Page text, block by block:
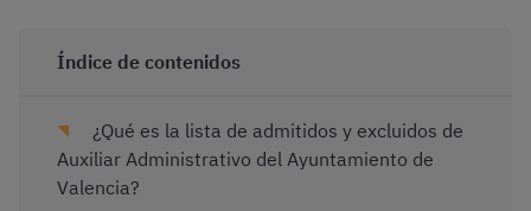
Índice de contenidos
¿Qué es la lista de admitidos y excluidos de
Auxiliar Administrativo del Ayuntamiento de
Valencia?